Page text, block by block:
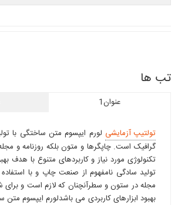
تب ها
عنوان1
تولتیپ آزمایشی لورم ایپسوم متن ساختگی با
گرافیک است. چاپگرها و متون بلکه روزنامه و
تکنولوژی مورد نیاز و کاربردهای متنوع با هدف
تولید سادگی نامفهوم از صنعت چاپ و با
مجله در ستون و سطرآنچنان که لازم است و برای
بهبود ابزارهای کاربردی می باشدلورم ایپسوم